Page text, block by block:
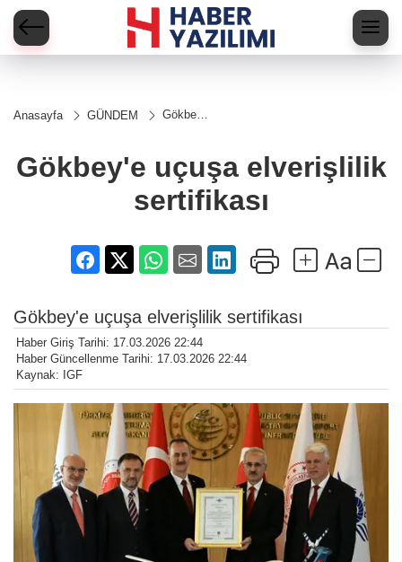
Anasayfa GÜNDEM
Gökbey'e
Gökbey'e uçuşa elverişlilik
sertifikası
Gökbey'e uçuşa elverişlilik sertifikası
Haber Giriş Tarihi: 17.03.2026 22:44
Haber Güncellenme Tarihi: 17.03.2026 22:44
Kaynak: IGF